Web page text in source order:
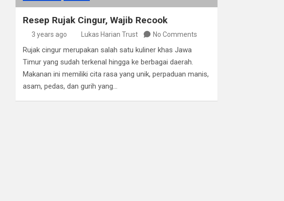
Resep Rujak Cingur, Wajib Recook
3 years ago Lukas Harian Trust No Comments
Rujak cingur merupakan salah satu kuliner khas Jawa
Timur yang sudah terkenal hingga ke berbagai daerah.
Makanan ini memiliki cita rasa yang unik, perpaduan manis,
asam, pedas, dan gurih yang…